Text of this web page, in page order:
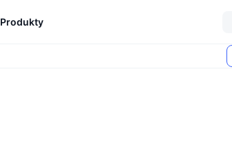
Produkty